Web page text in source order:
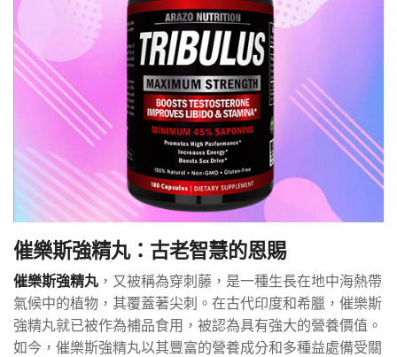
催樂斯強精丸：古老智慧的恩賜
催樂斯強精丸 ，又被稱為穿刺藤，是一種生長在地中海熱帶
氣候中的植物，其覆蓋著尖刺。在古代印度和希臘，催樂斯
強精丸就已被作為補品食用，被認為具有強大的營養價值。
如今，催樂斯強精丸以其豐富的營養成分和多種益處備受關